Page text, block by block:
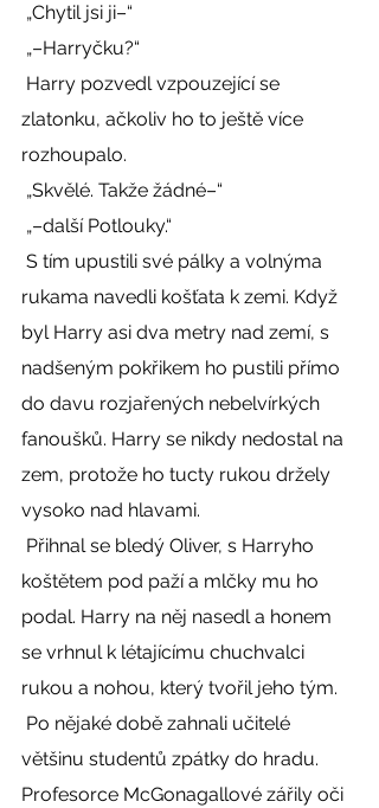
„Chytil jsi ji–“
„–Harryčku?“
zlatonku, ačkoliv ho to ještě více
rozhoupalo.
„Skvělé. Takže žádné–“
„–další Potlouky.“
rukama navedli košťata k zemi. Když
byl Harry asi dva metry nad zemí, s
nadšeným pokřikem ho pustili přímo
do davu rozjařených nebelvírkých
fanoušků. Harry se nikdy nedostal na
zem, protože ho tucty rukou držely
vysoko nad hlavami.
koštětem pod paží a mlčky mu ho
podal. Harry na něj nasedl a honem
se vrhnul k létajícímu chuchvalci
rukou a nohou, který tvořil jeho tým.
většinu studentů zpátky do hradu.
Profesorce McGonagallové zářily oči